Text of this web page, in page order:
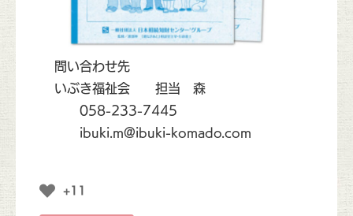
問い合わせ先
いぶき福祉会 担当 森
058-233-7445
ibuki.m@ibuki-komado.com
+11